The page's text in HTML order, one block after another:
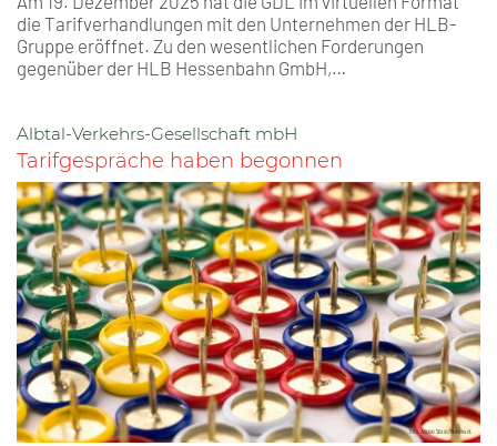
die Tarifverhandlungen mit den Unternehmen der HLB-
Gruppe eröffnet. Zu den wesentlichen Forderungen
gegenüber der HLB Hessenbahn GmbH,…
Albtal-Verkehrs-Gesellschaft mbH
Tarifgespräche haben begonnen